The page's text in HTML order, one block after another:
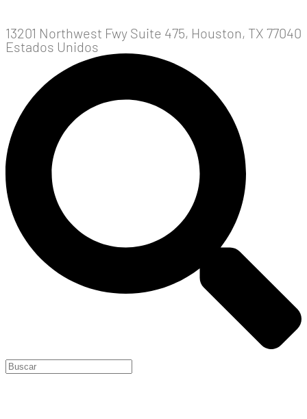
13201 Northwest Fwy Suite 475, Houston, TX 77040
Estados Unidos